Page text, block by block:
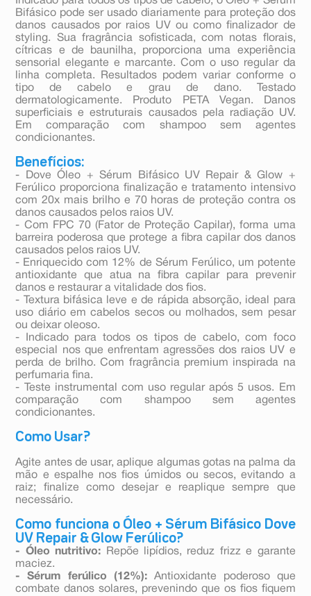
Bifásico pode ser usado diariamente para proteção dos
danos causados por raios UV ou como finalizador de
styling. Sua fragrância sofisticada, com notas florais,
cítricas e de baunilha, proporciona uma experiência
sensorial elegante e marcante. Com o uso regular da
linha completa. Resultados podem variar conforme o
tipo de cabelo e grau de dano. Testado
dermatologicamente. Produto PETA Vegan. Danos
superficiais e estruturais causados pela radiação UV.
Em comparação com shampoo sem agentes
condicionantes.
Benefícios:
- Dove Óleo + Sérum Bifásico UV Repair & Glow +
Ferúlico proporciona finalização e tratamento intensivo
com 20x mais brilho e 70 horas de proteção contra os
danos causados pelos raios UV.
- Com FPC 70 (Fator de Proteção Capilar), forma uma
barreira poderosa que protege a fibra capilar dos danos
causados pelos raios UV.
- Enriquecido com 12% de Sérum Ferúlico, um potente
antioxidante que atua na fibra capilar para prevenir
danos e restaurar a vitalidade dos fios.
- Textura bifásica leve e de rápida absorção, ideal para
uso diário em cabelos secos ou molhados, sem pesar
ou deixar oleoso.
- Indicado para todos os tipos de cabelo, com foco
especial nos que enfrentam agressões dos raios UV e
perda de brilho. Com fragrância premium inspirada na
perfumaria fina.
- Teste instrumental com uso regular após 5 usos. Em
comparação com shampoo sem agentes
condicionantes.
Como Usar?
Agite antes de usar, aplique algumas gotas na palma da
mão e espalhe nos fios úmidos ou secos, evitando a
raiz; finalize como desejar e reaplique sempre que
necessário.
Como funciona o Óleo + Sérum Bifásico Dove
UV Repair & Glow Ferúlico?
- Óleo nutritivo: Repõe lipídios, reduz frizz e garante
maciez.
- Sérum ferúlico (12%): Antioxidante poderoso que
combate danos solares, prevenindo que os fios fiquem